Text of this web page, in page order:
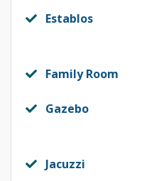
Establos
Family Room
Gazebo
Jacuzzi